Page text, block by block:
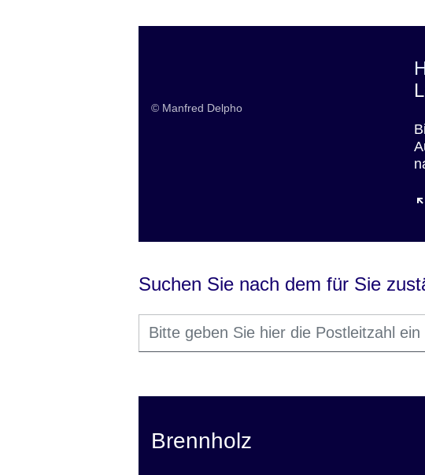
© Manfred Delpho
Suchen Sie nach dem für Sie
geben
Sie
Geben Sie
einen oder
Brennholz